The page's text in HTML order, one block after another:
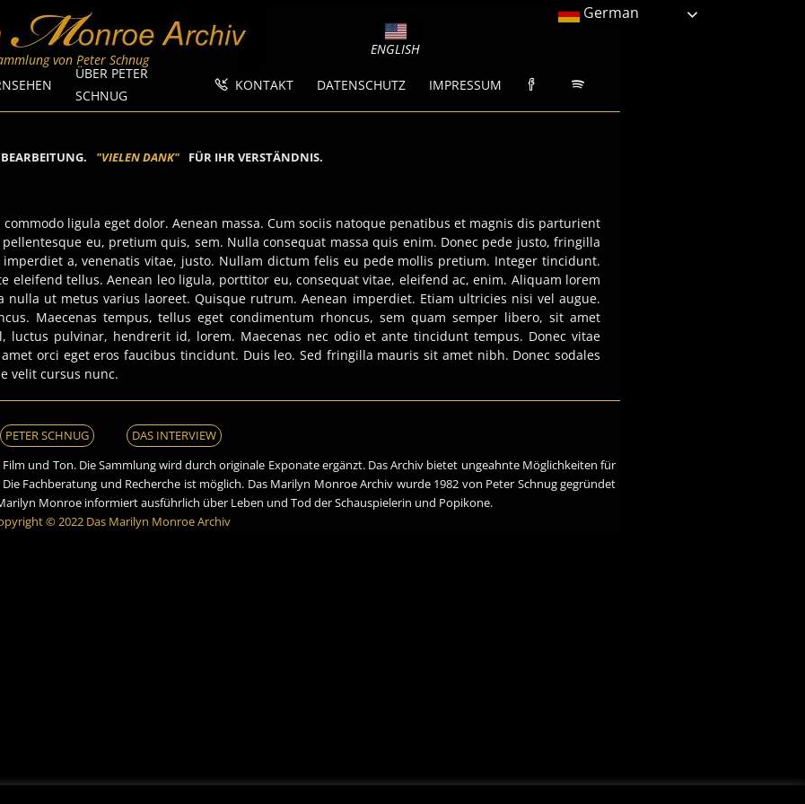
von Peter Schnug
ENGLISH
ÜBER PETER
SCHNUG
KONTAKT DATENSCHUTZ IMPRESSUM
BEARBEITUNG. "VIELENDANK" FÜR IHR VERSTÄNDNIS.
ligula eget dolor. Aenean massa. Cum sociis natoque penatibus et magnis dis parturient
eu, pretium quis, sem. Nulla consequat massa quis enim. Donec pede justo, fringilla
a, venenatis vitae, justo. Nullam dictum felis eu pede mollis pretium. Integer tincidunt.
eleifend tellus. Aenean leo ligula, porttitor eu, consequat vitae, eleifend ac, enim. Aliquam lorem
ut metus varius laoreet. Quisque rutrum. Aenean imperdiet. Etiam ultricies nisi vel augue.
Maecenas tempus, tellus eget condimentum rhoncus, sem quam semper libero, sit amet
pulvinar, hendrerit id, lorem. Maecenas nec odio et ante tincidunt tempus. Donec vitae
orci eget eros faucibus tincidunt. Duis leo. Sed fringilla mauris sit amet nibh. Donec sodales
velit cursus nunc.
PETER SCHNUG
DAS INTERVIEW
und Ton. Die Sammlung wird durch originale Exponate ergänzt. Das Archiv bietet ungeahnte Möglichkeiten für
Fachberatung und Recherche ist möglich. Das Marilyn Monroe Archiv wurde 1982 von Peter Schnug gegründet
Monroe informiert ausführlich über Leben und Tod der Schauspielerin und Popikone.
© 2022 Das Marilyn Monroe Archiv
German